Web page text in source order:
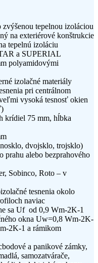
tepelnou izoláciou
na exteriérové konštrukcie
tepelnú izoláciu
a SUPERIAL
polyamidovými
izolačné materiály
pri centrálnom
vysoká tesnosť okien
krídiel 75 mm, hĺbka
dvojsklo, trojsklo)
prahu alebo bezprahového
Sobinco, Roto – v
tesnenia okolo
naviac
sa Uf od 0,9 Wm-2K-1
okna Uw=0,8 Wm-2K-
2K-1 a rámikom
a panikové zámky,
samozatvárače,